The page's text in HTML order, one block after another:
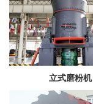
立式磨粉机